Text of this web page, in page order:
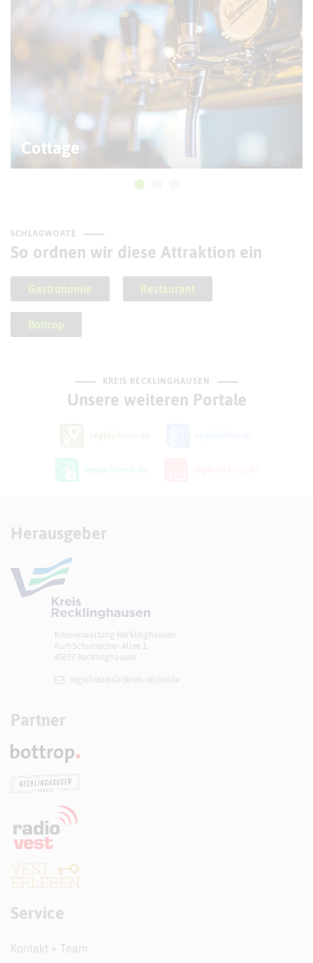
Cottage
SCHLAGWORTE
So ordnen wir diese Attraktion ein
Gastronomie Restaurant
Bottrop
KREIS RECKLINGHAUSEN
Unsere weiteren Portale
Herausgeber
Kreisverwaltung Recklinghausen
Kurt-Schumacher-Allee 1
45657 Recklinghausen
regiofreizeit[at]​kreis-re(dot)de
Partner
Service
Kontakt + Team